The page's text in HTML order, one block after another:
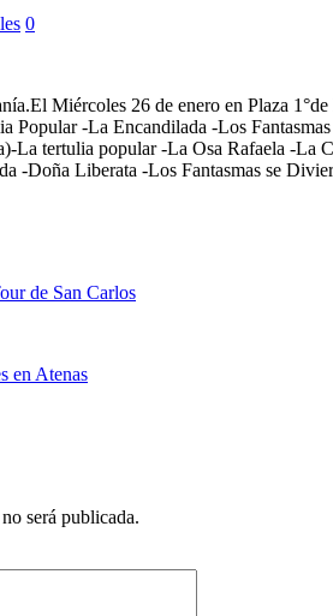
0
Miércoles 26 de enero en Plaza
Popular -La Encandilada -Los
La tertulia popular -La Osa Rafaela -La
-Doña Liberata -Los Fantasmas se
de San Carlos
en Atenas
será publicada.